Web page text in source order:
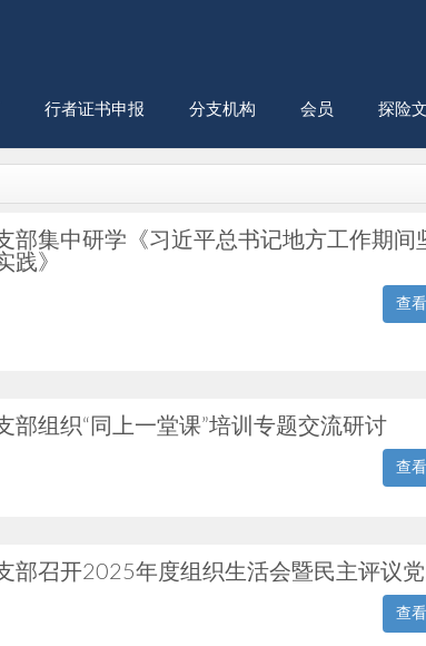
行者证书申报 分支机构 会员 探险
部集中研学《习近平总书记地方工作期间
践》
查
部组织“同上一堂课”培训专题交流研讨
查
部召开2025年度组织生活会暨民主评议
查